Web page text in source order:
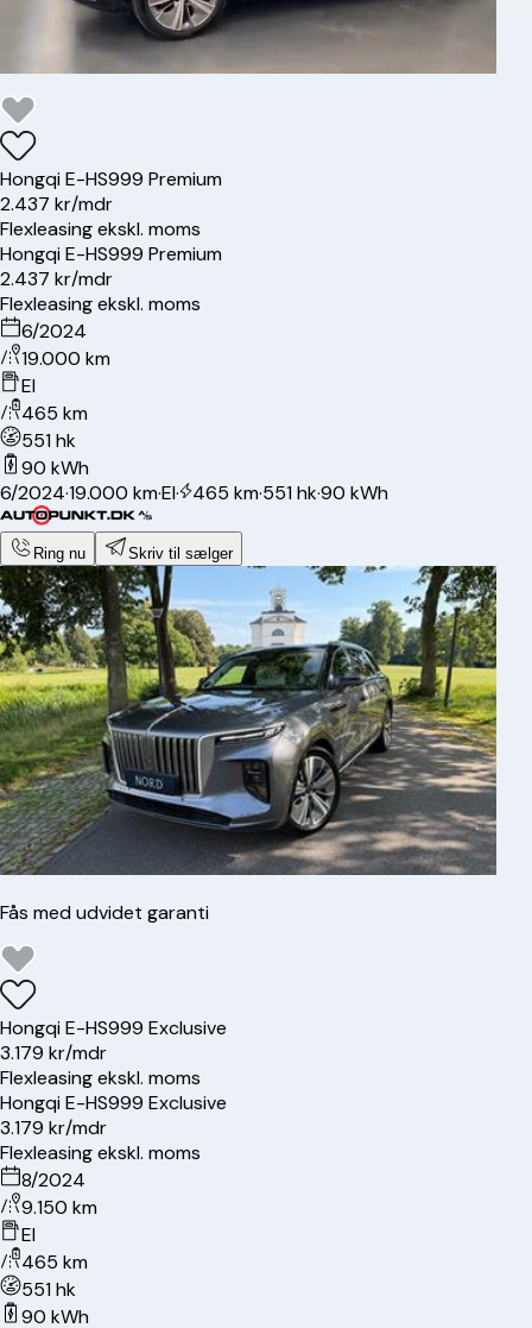
HongqiE-HS999 Premium
2.437 kr/mdr
Flexleasing ekskl. moms
HongqiE-HS999 Premium
2.437 kr/mdr
Flexleasing ekskl. moms
6/2024
19.000 km
El
465 km
551 hk
90 kWh
6/2024·19.000 km·El· 465 km·551 hk·90 kWh
Ring nu Skriv til sælger
Fås med udvidet garanti
HongqiE-HS999 Exclusive
3.179 kr/mdr
Flexleasing ekskl. moms
HongqiE-HS999 Exclusive
3.179 kr/mdr
Flexleasing ekskl. moms
8/2024
9.150 km
El
465 km
551 hk
90 kWh